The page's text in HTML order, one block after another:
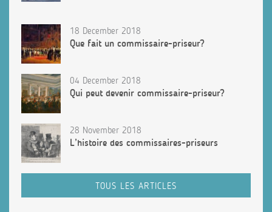
18 December 2018
Que fait un commissaire-priseur?
04 December 2018
Qui peut devenir commissaire-priseur?
28 November 2018
L’histoire des commissaires-priseurs
TOUS LES ARTICLES